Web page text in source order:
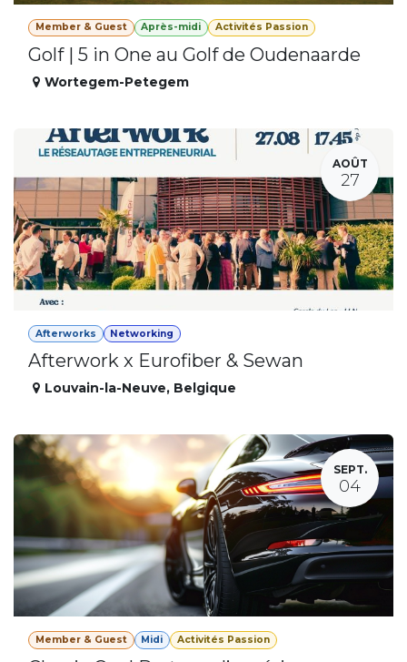
Member & Guest Après-midi Activités Passion
Golf | 5 in One au Golf de Oudenaarde
Wortegem-Petegem
AOÛT
27
Afterworks Networking
Afterwork x Eurofiber & Sewan
Louvain-la-Neuve, Belgique
SEPT.
04
Member & Guest Midi Activités Passion